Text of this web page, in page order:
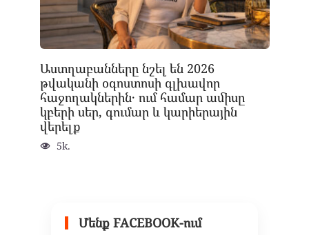
Աստղաբանները նշել են 2026
թվականի օգոստոսի գլխավոր
հաջողակներին․ ում համար ամիսը
կբերի սեր, գումար և կարիերային
վերելք
5k.
Մենք FACEBOOK-ում